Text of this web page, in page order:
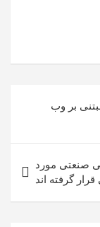
بر وب
صنعتی مورد
گرفته اند